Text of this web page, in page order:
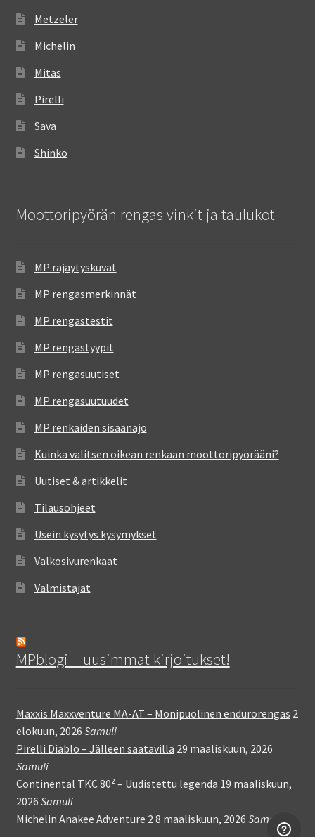
Metzeler
Michelin
Mitas
Pirelli
Sava
Shinko
Moottoripyörän rengas vinkit ja taulukot
MP räjäytyskuvat
MP rengasmerkinnät
MP rengastestit
MP rengastyypit
MP rengasuutiset
MP rengasuutuudet
MP renkaiden sisäänajo
Kuinka valitsen oikean renkaan moottoripyörääni?
Uutiset & artikkelit
Tilausohjeet
Usein kysytys kysymykset
Valkosivurenkaat
Valmistajat
MPblogi – uusimmat kirjoitukset!
Maxxis Maxxventure MA-AT – Monipuolinen endurorengas 2
elokuun, 2026 Samuli
Pirelli Diablo – Jälleen saatavilla 29 maaliskuun, 2026
Samuli
Continental TKC 80² – Uudistettu legenda 19 maaliskuun,
2026 Samuli
Michelin Anakee Adventure 2 8 maaliskuun, 2026 Samuli